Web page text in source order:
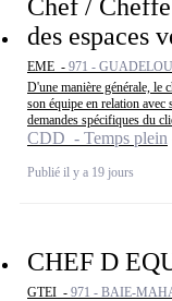
Chef /
des espaces
EME - 971 -
D'une manière générale, le
son équipe en relation avec
demandes spécifiques du
CDD - Temps plein
Publié il y a 19 jours
CHEF D
GTEI - 971 - BAIE-